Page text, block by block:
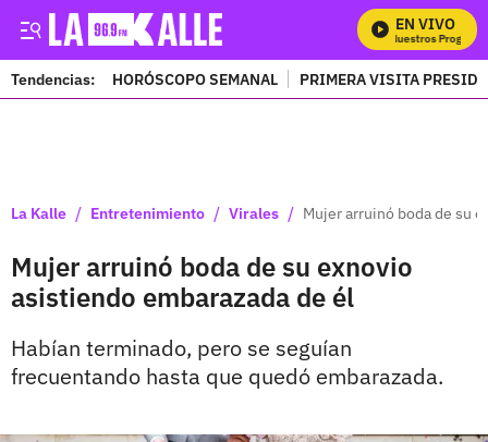
EN VIVO
Mira Todos Nuestros Programas
Tendencias: HORÓSCOPO SEMANAL PRIMERA VISITA
La Kalle / Entretenimiento / Virales / Mujer arruinó boda de su
Mujer arruinó boda de su exnovio
asistiendo embarazada de él
Habían terminado, pero se seguían
frecuentando hasta que quedó embarazada.